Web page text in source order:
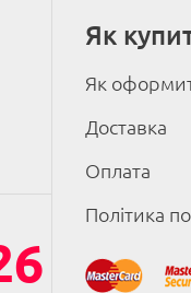
Як
Як
Доставка
Оплата
Політика